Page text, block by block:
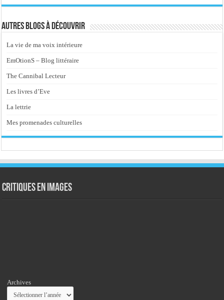
Autres blogs à découvrir
La vie de ma voix intérieure
EmOtionS – Blog littéraire
The Cannibal Lecteur
Les livres d’Eve
La lettrie
Mes promenades culturelles
Critiques en images
Archives